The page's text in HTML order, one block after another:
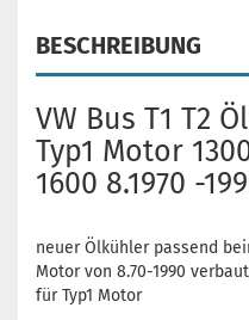
BESCHREIBUNG
VW Bus T1 T2
Typ1 Motor
1600 8.1970 -
neuer Ölkühler passend
Motor von 8.70-1990
für Typ1 Motor